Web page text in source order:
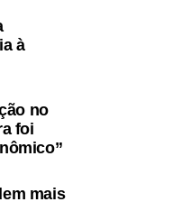
preparadas,
estrutura capaz de
situações de alta
queimados e cirurgias
maio e junho
essa missão com
à
no
foi
mais